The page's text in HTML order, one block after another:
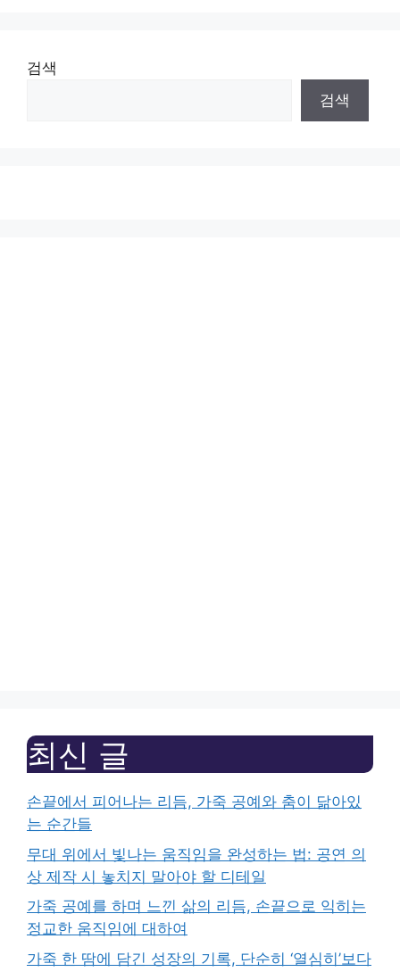
검색
검색
최신 글
손끝에서 피어나는 리듬, 가죽 공예와 춤이 닮아있
는 순간들
무대 위에서 빛나는 움직임을 완성하는 법: 공연 의
상 제작 시 놓치지 말아야 할 디테일
가죽 공예를 하며 느낀 삶의 리듬, 손끝으로 익히는
정교한 움직임에 대하여
가죽 한 땀에 담긴 성장의 기록, 단순히 ‘열심히’보다